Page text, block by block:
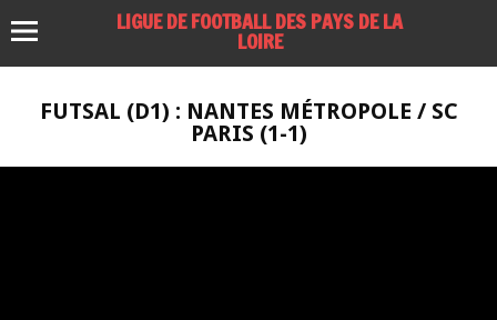
LIGUE DE FOOTBALL DES PAYS DE LA
LOIRE
FUTSAL (D1) : NANTES MÉTROPOLE / SC
PARIS (1-1)